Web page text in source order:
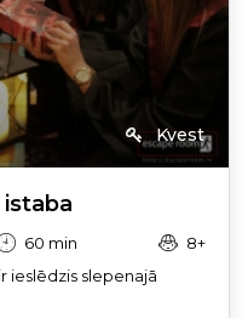
Kvest
60 min
8+
ieslēdzis slepenajā